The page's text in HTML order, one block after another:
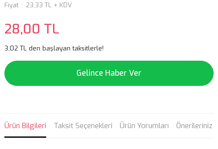
Fiyat
23,33 TL + KDV
28,00 TL
3,02 TL den başlayan taksitlerle!
Gelince Haber Ver
Ürün Bilgileri Taksit Seçenekleri Ürün Yorumları Önerileriniz